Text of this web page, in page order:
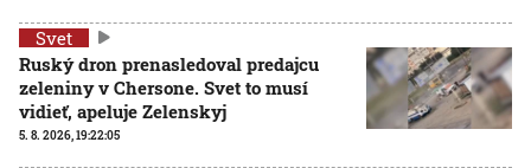
Svet
Ruský dron prenasledoval predajcu
zeleniny v Chersone. Svet to musí
vidieť, apeluje Zelenskyj
5. 8. 2026, 19:22:05